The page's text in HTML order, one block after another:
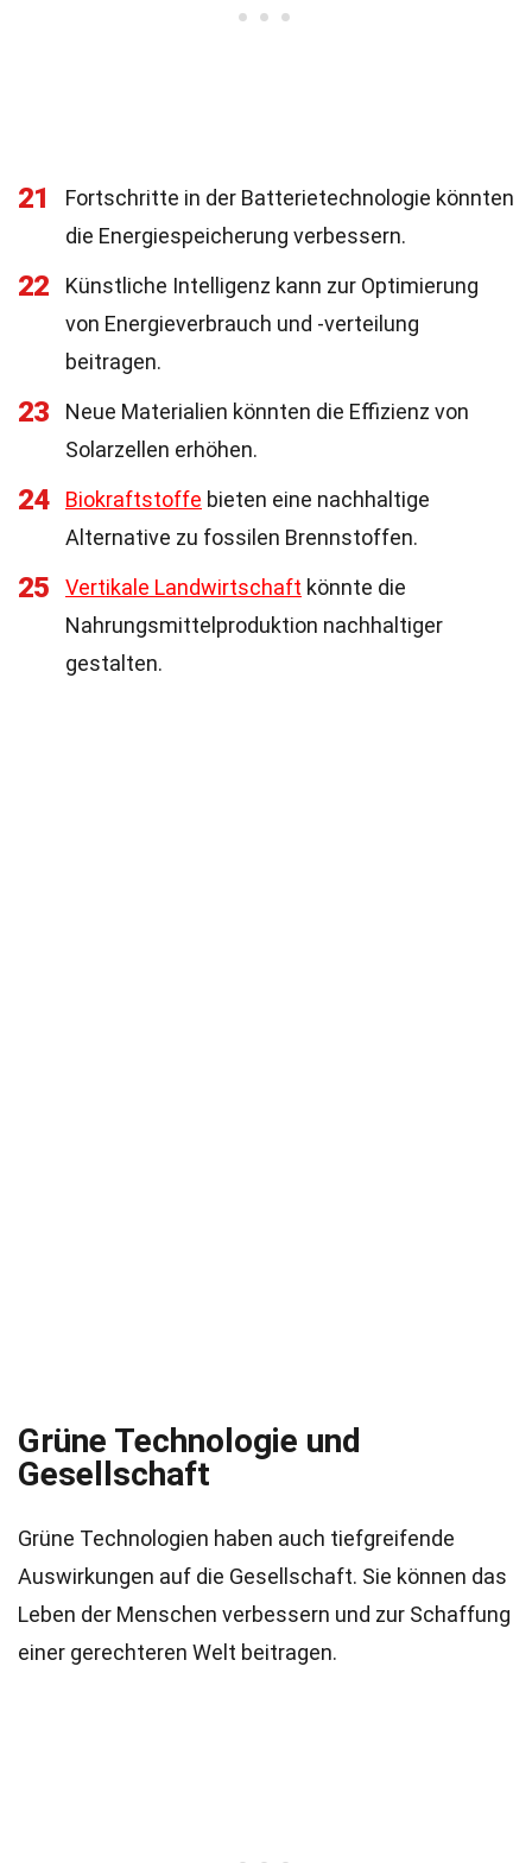
21
Fortschritte in der Batterietechnologie könnten
die Energiespeicherung verbessern.
22
Künstliche Intelligenz kann zur Optimierung
von Energieverbrauch und -verteilung
beitragen.
23
Neue Materialien könnten die Effizienz von
Solarzellen erhöhen.
24 Biokraftstoffe bieten eine nachhaltige
Alternative zu fossilen Brennstoffen.
25 Vertikale Landwirtschaft könnte die
Nahrungsmittelproduktion nachhaltiger
gestalten.
Grüne Technologie und
Gesellschaft
Grüne Technologien haben auch tiefgreifende
Auswirkungen auf die Gesellschaft. Sie können das
Leben der Menschen verbessern und zur Schaffung
einer gerechteren Welt beitragen.